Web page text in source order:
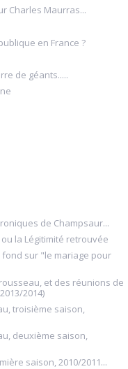
Charles Maurras...
en France ?
de géants.....
de Champsaur...
la Légitimité retrouvée
sur "le mariage pour
et des réunions de
2014)
troisième saison,
deuxième saison,
saison, 2010/2011...